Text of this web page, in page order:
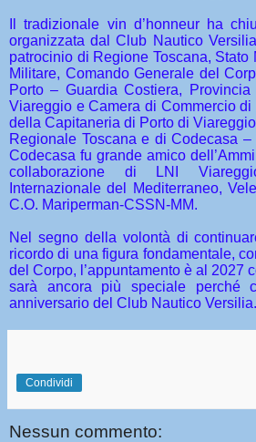
Il tradizionale vin d’honneur ha
organizzata dal Club Nautico
patrocinio di Regione Toscana, Stato
Militare, Comando Generale del
Porto – Guardia Costiera,
Viareggio e Camera di Commercio
della Capitaneria di Porto di
Regionale Toscana e di Codecasa
Codecasa fu grande amico
collaborazione di LNI
Internazionale del Mediterraneo,
C.O. Mariperman-CSSN-MM.
Nel segno della volontà di
ricordo di una figura fondamentale,
del Corpo, l’appuntamento è al 2027
sarà ancora più speciale perché
anniversario del Club Nautico Versilia.
Condividi
Nessun commento: